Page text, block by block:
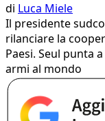
di Luca Miele
Il presidente
rilanciare la
Paesi. Seul punta
armi al mondo